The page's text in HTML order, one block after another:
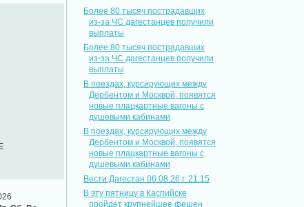
Более 80 тысяч пострадавших
из-за ЧС дагестанцев получили
выплаты
Более 80 тысяч пострадавших
из-за ЧС дагестанцев получили
выплаты
В поездах, курсирующих между
Дербентом и Москвой, появятся
новые плацкартные вагоны с
душевыми кабинами
В поездах, курсирующих между
Дербентом и Москвой, появятся
новые плацкартные вагоны с
душевыми кабинами
Вести Дагестан 06.08.26 г. 21.15
В эту пятницу в Каспийске
пройдёт крупнейшее фешен